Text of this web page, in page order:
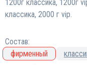
1200г классика, 1200г
классика, 2000 г vip.
Состав:
фирменный